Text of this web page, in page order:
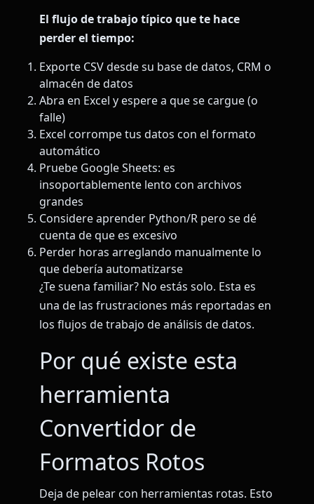
El flujo de trabajo típico que te hace
perder el tiempo:
Exporte CSV desde su base de datos, CRM o
almacén de datos
Abra en Excel y espere a que se cargue (o
falle)
Excel corrompe tus datos con el formato
automático
Pruebe Google Sheets: es
insoportablemente lento con archivos
grandes
Considere aprender Python/R pero se dé
cuenta de que es excesivo
Perder horas arreglando manualmente lo
que debería automatizarse
¿Te suena familiar? No estás solo. Esta es
una de las frustraciones más reportadas en
los flujos de trabajo de análisis de datos.
Por qué existe esta
herramienta
Convertidor de
Formatos Rotos
Deja de pelear con herramientas rotas. Esto